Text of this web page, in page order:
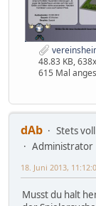
48.83 KB,
615 Mal
dAb
Stets
Administrator
18. Juni 2013,
Musst du halt